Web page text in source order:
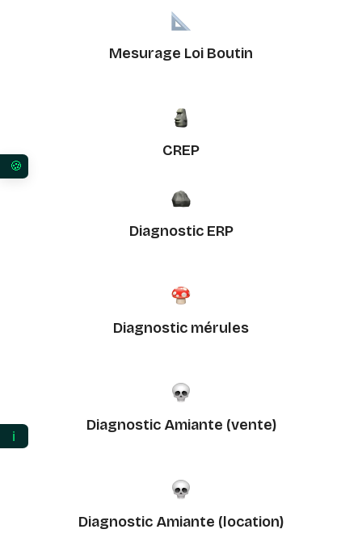
Mesurage Loi Boutin
CREP
Diagnostic ERP
Diagnostic mérules
Diagnostic Amiante (vente)
Diagnostic Amiante (location)
ℹ️